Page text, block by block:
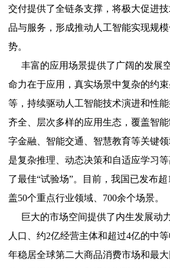
交付提供了全链条支撑，将极大促进
品与服务，形成推动人工智能实现规
势。
丰富的应用场景提供了广阔的发展
命力在于应用，真实场景中复杂的约
等，持续驱动人工智能技术演进和性
齐全、层次多样的应用生态，覆盖智
字金融、智能交通、智慧教育等关键
是复杂推理、动态决策和自适应学习
了最佳“试验场”。目前，我国已发布
盖50个重点行业领域、700余个场景。
巨大的市场空间提供了内生发展动
人口、约2亿经营主体和超过4亿的中
年稳居全球第二大商品消费市场和最